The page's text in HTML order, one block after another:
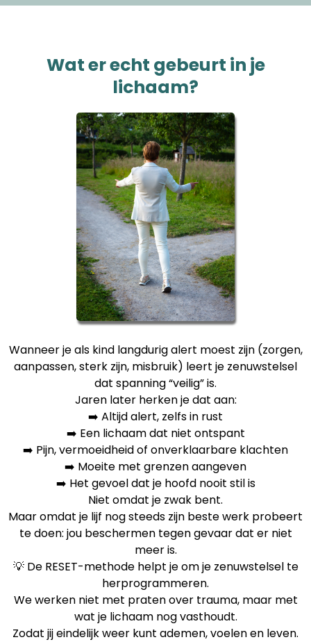
Wat er echt gebeurt in je
lichaam?
Wanneer je als kind langdurig alert moest zijn (zorgen,
aanpassen, sterk zijn, misbruik) leert je zenuwstelsel
dat spanning “veilig” is.
Jaren later herken je dat aan:
➡️ Altijd alert, zelfs in rust
➡️ Een lichaam dat niet ontspant
➡️ Pijn, vermoeidheid of onverklaarbare klachten
➡️ Moeite met grenzen aangeven
➡️ Het gevoel dat je hoofd nooit stil is
Niet omdat je zwak bent.
Maar omdat je lijf nog steeds zijn beste werk probeert
te doen: jou beschermen tegen gevaar dat er niet
meer is.
💡 De RESET-methode helpt je om je zenuwstelsel te
herprogrammeren.
We werken niet met praten over trauma, maar met
wat je lichaam nog vasthoudt.
Zodat jij eindelijk weer kunt ademen, voelen en leven.